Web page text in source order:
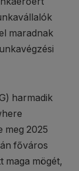
maradnak
harmadik
meg 2025
főváros
maga mögét,